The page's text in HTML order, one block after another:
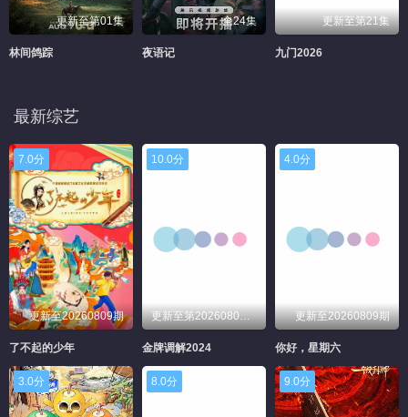
更新至第01集
林间鸽踪
全24集
夜语记
更新至第21集
九门2026
最新综艺
7.0分
更新至20260809期
了不起的少年
10.0分
更新至第20260808期
金牌调解2024
4.0分
更新至20260809期
你好，星期六
3.0分 8.0分 9.0分